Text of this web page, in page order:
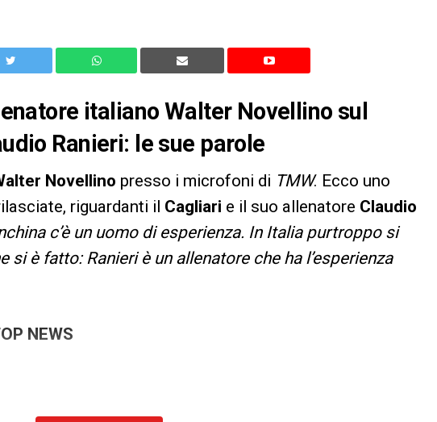
italiano Walter Novellino sul
Ranieri: le sue parole
Novellino presso i microfoni di TMW. Ecco uno
riguardanti il Cagliari e il suo allenatore Claudio
c’è un uomo di esperienza. In Italia purtroppo si
si è fatto: Ranieri è un allenatore che ha l’esperienza
NEWS